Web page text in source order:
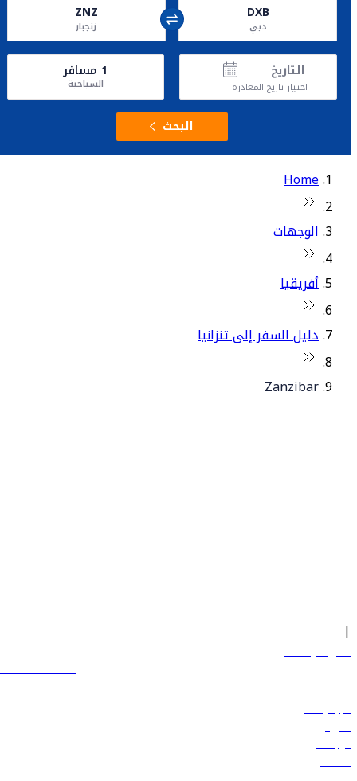
DXB
دبي
ZNZ
زنجبار
التاريخ
اختيار تاريخ المغادرة
1 مسافر
السياحية
البحث
Home
الوجهات
أفريقيا
دليل السفر إلى تنزانيا
Zanzibar
سياساتنا
|
الشروط والأحكام
600 544 445
حجز الرحلات
العروض
الوجهات
الأمتعة